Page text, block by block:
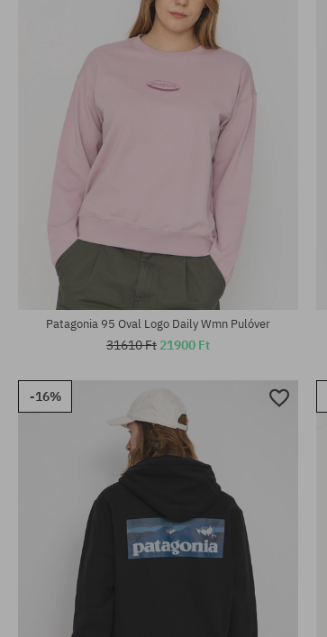
Elérhető méretek:
S; M; L; XL
Patagonia 95 Oval Logo Daily Wmn Pulóver
31610 Ft 21900 Ft
-16%